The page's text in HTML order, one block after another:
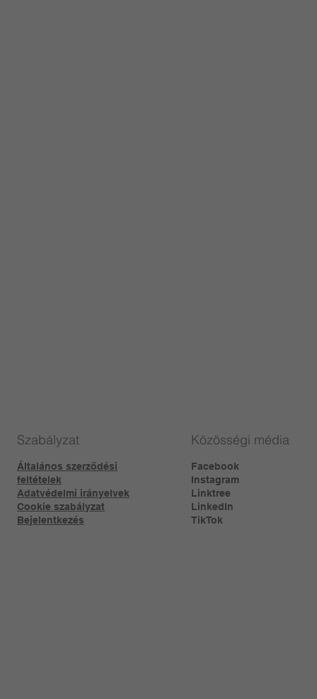
Szabályzat
Általános szerződési
feltételek
Adatvédelmi irányelvek
Cookie szabályzat
Bejelentkezés
Közösségi média
Facebook
Instagram
Linktree​
LinkedIn
TikTok